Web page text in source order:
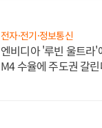
전자·전기·정보통신
엔비디아 '루빈 울트라'
M4 수율에 주도권 갈